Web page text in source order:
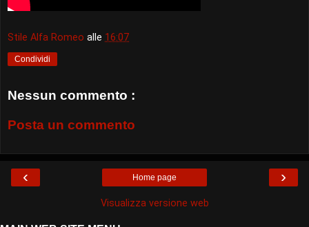
Stile Alfa Romeo alle 16:07
Condividi
Nessun commento :
Posta un commento
‹ ›
Home page
Visualizza versione web